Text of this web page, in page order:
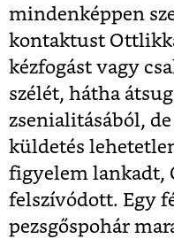
mindenképpen
kontaktust
kézfogást vagy
szélét, hátha
zsenialitásából,
küldetés
figyelem lankadt,
felszívódott. Egy
pezsgőspohár